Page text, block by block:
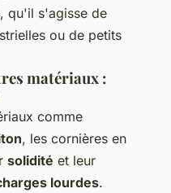
qu'il s'agisse de
ou de petits
matériaux :
comme
, les cornières en
solidité et leur
lourdes.